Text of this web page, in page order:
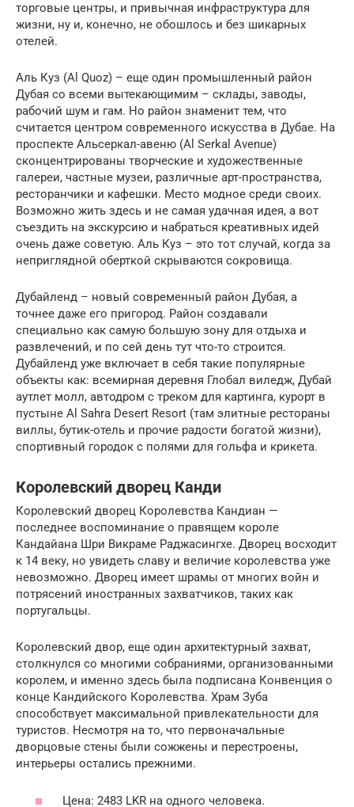
торговые центры, и привычная инфраструктура для
жизни, ну и, конечно, не обошлось и без шикарных
отелей.
Аль Куз (Al Quoz) – еще один промышленный район
Дубая со всеми вытекающимим – склады, заводы,
рабочий шум и гам. Но район знаменит тем, что
считается центром современного искусства в Дубае. На
проспекте Альсеркал-авеню (Al Serkal Avenue)
сконцентрированы творческие и художественные
галереи, частные музеи, различные арт-пространства,
ресторанчики и кафешки. Место модное среди своих.
Возможно жить здесь и не самая удачная идея, а вот
съездить на экскурсию и набраться креативных идей
очень даже советую. Аль Куз – это тот случай, когда за
неприглядной оберткой скрываются сокровища.
Дубайленд – новый современный район Дубая, а
точнее даже его пригород. Район создавали
специально как самую большую зону для отдыха и
развлечений, и по сей день тут что-то строится.
Дубайленд уже включает в себя такие популярные
объекты как: всемирная деревня Глобал виледж, Дубай
аутлет молл, автодром с треком для картинга, курорт в
пустыне Al Sahra Desert Resort (там элитные рестораны
виллы, бутик-отель и прочие радости богатой жизни),
спортивный городок с полями для гольфа и крикета.
Королевский дворец Канди
Королевский дворец Королевства Кандиан —
последнее воспоминание о правящем короле
Кандайана Шри Викраме Раджасингхе. Дворец восходит
к 14 веку, но увидеть славу и величие королевства уже
невозможно. Дворец имеет шрамы от многих войн и
потрясений иностранных захватчиков, таких как
португальцы.
Королевский двор, еще один архитектурный захват,
столкнулся со многими собраниями, организованными
королем, и именно здесь была подписана Конвенция о
конце Кандийского Королевства. Храм Зуба
способствует максимальной привлекательности для
туристов. Несмотря на то, что первоначальные
дворцовые стены были сожжены и перестроены,
интерьеры остались прежними.
Цена: 2483 LKR на одного человека.